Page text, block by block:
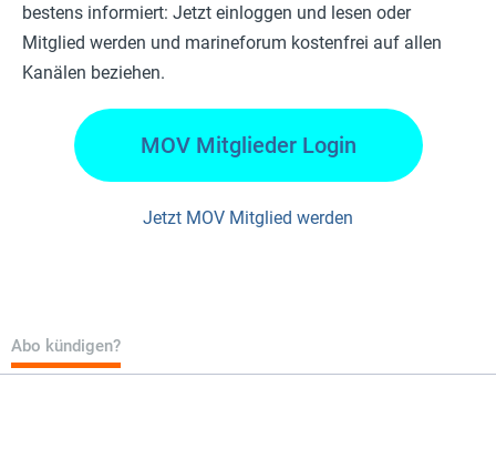
bestens informiert: Jetzt einloggen und lesen oder
Mitglied werden und marineforum kostenfrei auf allen
Kanälen beziehen.
MOV Mitglieder Login
Jetzt MOV Mitglied werden
Abo kündigen?